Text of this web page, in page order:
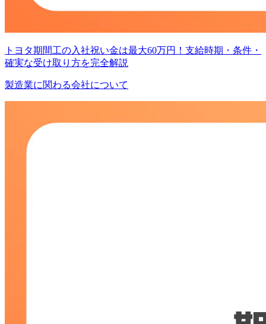
トヨタ期間工の入社祝い金は最大60万円！支給時期・条件・
確実な受け取り方を完全解説
製造業に関わる会社について